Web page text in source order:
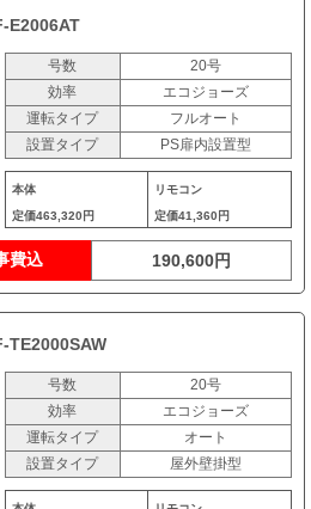
E2006AT
号数
20号
効率
エコジョーズ
運転タイプ
フルオート
設置タイプ
PS扉内設置型
本体
定価463,320円
リモコン
定価41,360円
費込 190,600円
TE2000SAW
号数
20号
効率
エコジョーズ
運転タイプ
オート
設置タイプ
屋外壁掛型